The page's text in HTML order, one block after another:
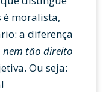
é moralista,
a diferença
nem tão direito
Ou seja: